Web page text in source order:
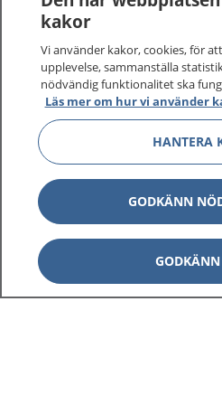
På 1177.se får du råd om
sjukdomar och vilka
Logga in för att läsa din
vårdärenden. Ring
sjukvårdsrådgivning dygnet
1177 ger dig råd när du vill
1177 på flera språk
kakor
Vi använder kakor, cookies, för
upplevelse, sammanställa
nödvändig funktionalitet ska
Läs mer om hur vi använder
HANTERA
GODKÄNN